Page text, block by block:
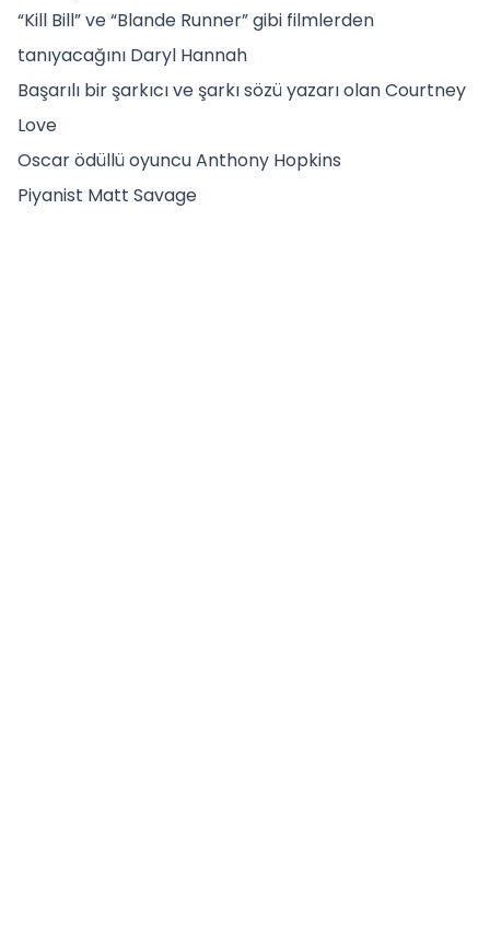
“Kill Bill” ve “Blande Runner” gibi filmlerden
tanıyacağını Daryl Hannah
Başarılı bir şarkıcı ve şarkı sözü yazarı olan Courtney
Love
Oscar ödüllü oyuncu Anthony Hopkins
Piyanist Matt Savage